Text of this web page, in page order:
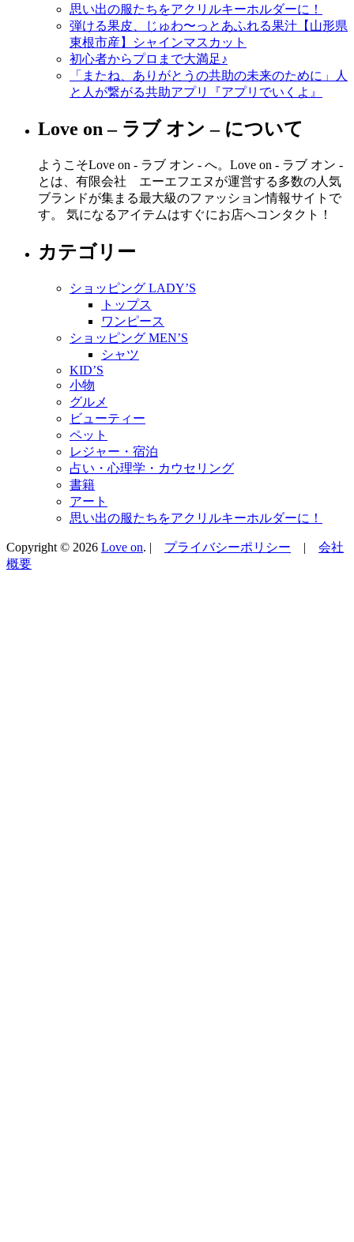
思い出の服たちをアクリルキーホルダーに！
弾ける果皮、じゅわ〜っとあふれる果汁【山形県
東根市産】シャインマスカット
初心者からプロまで大満足♪
「またね、ありがとうの共助の未来のために」人
と人が繋がる共助アプリ『アプリでいくよ』
Love on – ラブ オン – について
ようこそLove on - ラブ オン - へ。Love on - ラブ オン -
とは、有限会社 エーエフエヌが運営する多数の人気
ブランドが集まる最大級のファッション情報サイトで
す。 気になるアイテムはすぐにお店へコンタクト！
カテゴリー
ショッピング LADY’S
トップス
ワンピース
ショッピング MEN’S
シャツ
KID’S
小物
グルメ
ビューティー
ペット
レジャー・宿泊
占い・心理学・カウセリング
書籍
アート
思い出の服たちをアクリルキーホルダーに！
Copyright © 2026 Love on. | プライバシーポリシー | 会社
概要